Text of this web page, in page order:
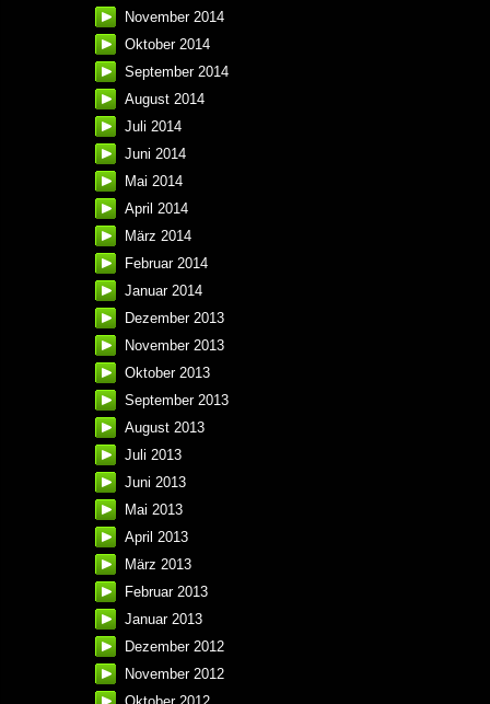
November 2014
Oktober 2014
September 2014
August 2014
Juli 2014
Juni 2014
Mai 2014
April 2014
März 2014
Februar 2014
Januar 2014
Dezember 2013
November 2013
Oktober 2013
September 2013
August 2013
Juli 2013
Juni 2013
Mai 2013
April 2013
März 2013
Februar 2013
Januar 2013
Dezember 2012
November 2012